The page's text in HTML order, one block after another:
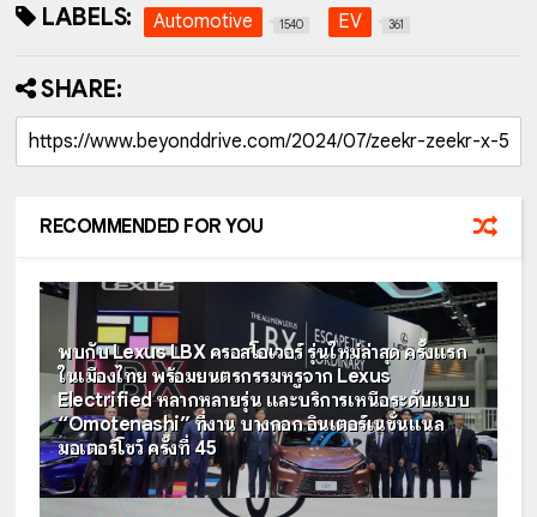
LABELS: Automotive 1540 EV 361
SHARE:
RECOMMENDED FOR YOU
พบกับ Lexus LBX ครอสโอเวอร์ รุ่นใหม่ล่าสุด ครั้งแรก
ในเมืองไทย พร้อมยนตรกรรมหรูจาก Lexus
Electrified หลากหลายรุ่น และบริการเหนือระดับแบบ
“Omotenashi” ที่งาน บางกอก อินเตอร์เนชั่นแนล
มอเตอร์โชว์ ครั้งที่ 45